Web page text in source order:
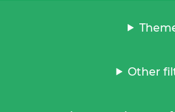
Other